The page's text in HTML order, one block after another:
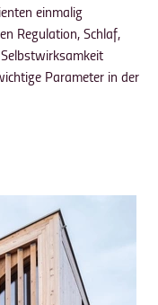
einmalig
Regulation, Schlaf,
Parameter in der